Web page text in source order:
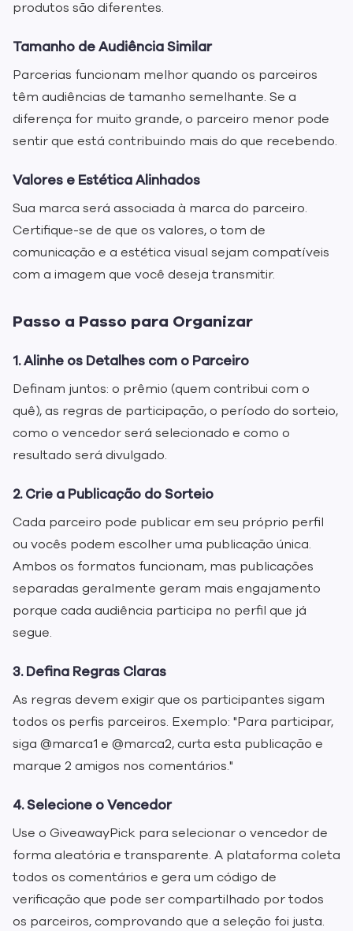
produtos são diferentes.
Tamanho de Audiência Similar
Parcerias funcionam melhor quando os parceiros
têm audiências de tamanho semelhante. Se a
diferença for muito grande, o parceiro menor pode
sentir que está contribuindo mais do que recebendo.
Valores e Estética Alinhados
Sua marca será associada à marca do parceiro.
Certifique-se de que os valores, o tom de
comunicação e a estética visual sejam compatíveis
com a imagem que você deseja transmitir.
Passo a Passo para Organizar
1. Alinhe os Detalhes com o Parceiro
Definam juntos: o prêmio (quem contribui com o
quê), as regras de participação, o período do sorteio,
como o vencedor será selecionado e como o
resultado será divulgado.
2. Crie a Publicação do Sorteio
Cada parceiro pode publicar em seu próprio perfil
ou vocês podem escolher uma publicação única.
Ambos os formatos funcionam, mas publicações
separadas geralmente geram mais engajamento
porque cada audiência participa no perfil que já
segue.
3. Defina Regras Claras
As regras devem exigir que os participantes sigam
todos os perfis parceiros. Exemplo: "Para participar,
siga @marca1 e @marca2, curta esta publicação e
marque 2 amigos nos comentários."
4. Selecione o Vencedor
Use o GiveawayPick para selecionar o vencedor de
forma aleatória e transparente. A plataforma coleta
todos os comentários e gera um código de
verificação que pode ser compartilhado por todos
os parceiros, comprovando que a seleção foi justa.